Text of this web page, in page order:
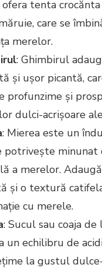
tenta crocănta
care se
merelor.
: Ghimbirul
și ușor picantă,
profunzime și
dulci-acrișoare
: Mierea este un
potrivește minunat
a merelor.
și o textură
cu merele.
: Sucul sau coaja
un echilibru de
la gustul